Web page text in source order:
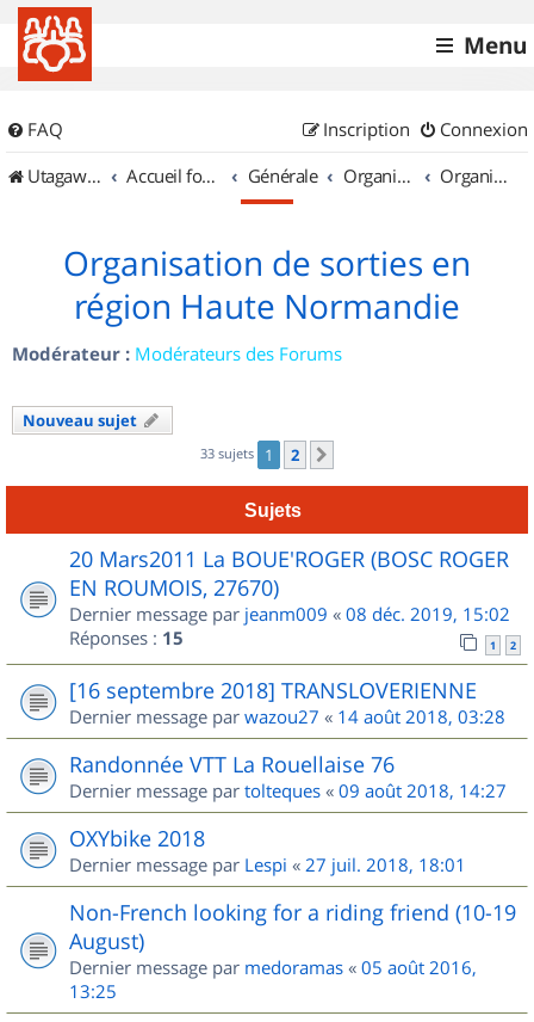
Menu
FAQ Connexion
Inscription
UtagawaVTT (Randos VTT et VTTAE avec traces GPS)
Accueil forum Générale Organisation de sorties & Recherche de partenaires Organisation de sorties en région Haute Normandie
Organisation de sorties en
région Haute Normandie
Modérateur : Modérateurs des Forums
Nouveau sujet
33 sujets 1 2
Sujets
20 Mars2011 La BOUE'ROGER (BOSC ROGER
EN ROUMOIS, 27670)
Dernier message par jeanm009 « 08 déc. 2019, 15:02
Réponses : 15 1 2
[16 septembre 2018] TRANSLOVERIENNE
Dernier message par wazou27 « 14 août 2018, 03:28
Randonnée VTT La Rouellaise 76
Dernier message par tolteques « 09 août 2018, 14:27
OXYbike 2018
Dernier message par Lespi « 27 juil. 2018, 18:01
Non-French looking for a riding friend (10-19
August)
Dernier message par medoramas « 05 août 2016,
13:25